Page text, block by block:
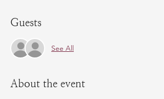
Guests
See All
About the event